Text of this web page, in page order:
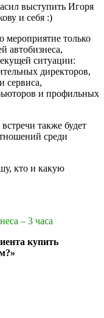
выступить Игоря
и себя :)
мероприятие только
автобизнеса,
ситуации:
директоров,
сервиса,
и профильных
также будет
среди
кто и какую
– 3 часа
купить